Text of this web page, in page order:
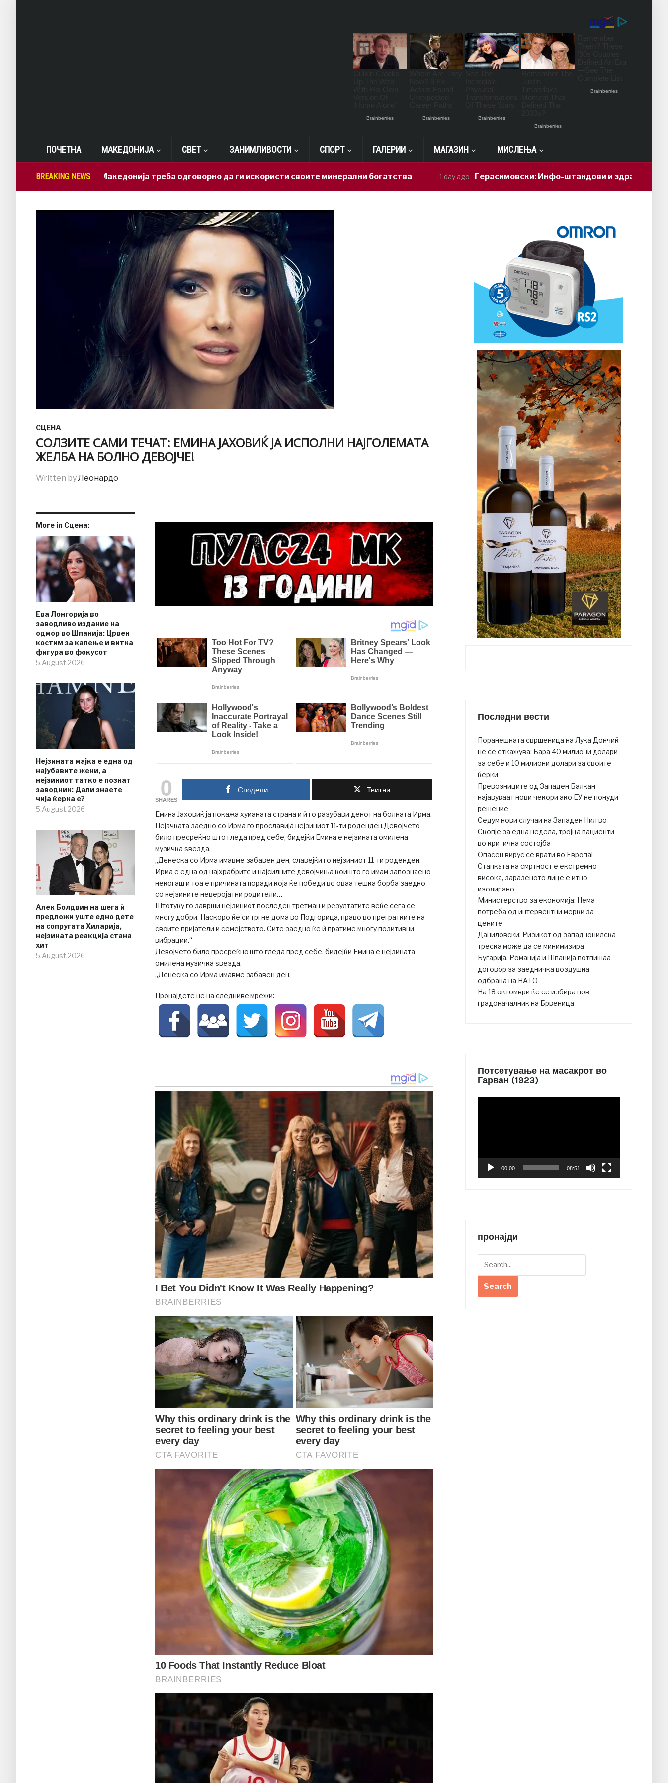
ПОЧЕТНА МАКЕДОНИЈА СВЕТ ЗАНИМЛИВОСТИ СПОРТ ГАЛЕРИИ МАГАЗИН МИСЛЕЊА
BREAKING NEWS
Лепиткова: Македонија треба одговорно да ги искористи своите минерални богатства 1 day ago Герасимовски: Инфо-штандови и здравствени
СЦЕНА
СОЛЗИТЕ САМИ ТЕЧАТ: ЕМИНА ЈАХОВИЌ ЈА ИСПОЛНИ НАЈГОЛЕМАТА
ЖЕЛБА НА БОЛНО ДЕВОЈЧЕ!
Written byЛеонардо
More in Сцена:
Ева Лонгорија во
заводливо издание на
одмор во Шпанија: Црвен
костим за капење и витка
фигура во фокусот
5.August.2026
Нејзината мајка е една од
најубавите жени, а
нејзиниот татко е познат
заводник: Дали знаете
чија ќерка е?
5.August.2026
Алек Болдвин на шега ѝ
предложи уште едно дете
на сопругата Хиларија,
нејзината реакција стана
хит
5.August.2026
0
SHARES
Сподели Твитни
Емина Јаховиќ ја покажа хуманата страна и ѝ го разубави денот на болната Ирма.
Пејачката заедно со Ирма го прославија нејзиниот 11-ти роденден.Девојчето
било пресреќно што гледа пред себе, бидејќи Емина е нејзината омилена
музичка ѕвезда.
„Денеска со Ирма имавме забавен ден, славејќи го нејзиниот 11-ти роденден.
Ирма е една од најхрабрите и најсилните девојчиња коишто го имам запознаено
некогаш и тоа е причината поради која ќе победи во оваа тешка борба заедно
со нејзините неверојатни родители…
Штотуку го заврши нејзиниот последен третман и резултатите веќе сега се
многу добри. Наскоро ќе си тргне дома во Подгорица, право во прегратките на
своите пријатели и семејството. Сите заедно ќе ѝ пратиме многу позитивни
вибрации.“
Девојчето било пресреќно што гледа пред себе, бидејќи Емина е нејзината
омилена музичка ѕвезда.
„Денеска со Ирма имавме забавен ден,
Пронајдете не на следниве мрежи:
Последни вести
Поранешната свршеница на Лука Дончиќ
не се откажува: Бара 40 милиони долари
за себе и 10 милиони долари за своите
ќерки
Превозниците од Западен Балкан
најавуваат нови чекори ако ЕУ не понуди
решение
Седум нови случаи на Западен Нил во
Скопје за една недела, тројца пациенти
во критична состојба
Опасен вирус се врати во Европа!
Стапката на смртност е екстремно
висока, заразеното лице е итно
изолирано
Министерство за економија: Нема
потреба од интервентни мерки за
цените
Даниловски: Ризикот од западнонилска
треска може да се минимизира
Бугарија, Романија и Шпанија потпишаа
договор за заедничка воздушна
одбрана на НАТО
На 18 октомври ќе се избира нов
градоначалник на Брвеница
Потсетување на масакрот во
Гарван (1923)
00:00 08:51
пронајди